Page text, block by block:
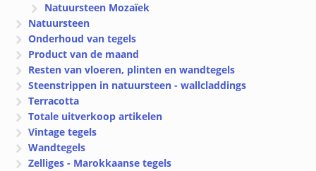
Natuursteen Mozaïek
Natuursteen
Onderhoud van tegels
Product van de maand
Resten van vloeren, plinten en wandtegels
Steenstrippen in natuursteen - wallcladdings
Terracotta
Totale uitverkoop artikelen
Vintage tegels
Wandtegels
Zelliges - Marokkaanse tegels